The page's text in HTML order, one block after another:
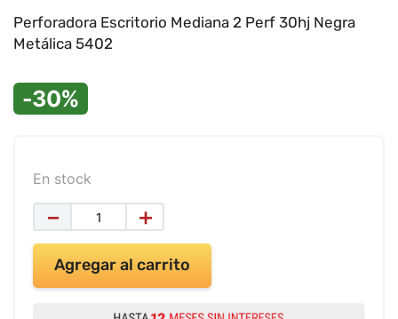
Perforadora Escritorio Mediana 2 Perf 30hj Negra
Metálica 5402
-30%
En stock
＋
－
Agregar al carrito
10
cuadernos